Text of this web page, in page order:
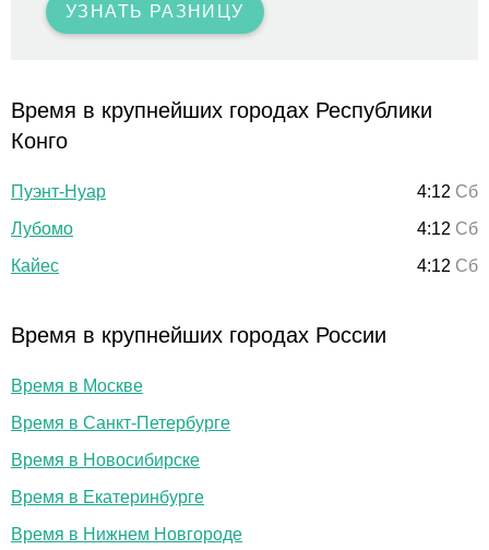
УЗНАТЬ РАЗНИЦУ
Время в крупнейших городах Республики
Конго
Пуэнт-Нуар 4:12 Сб
Лубомо
4:12 Сб
Кайес
4:12 Сб
Время в крупнейших городах России
Время в Москве
Время в Санкт-Петербурге
Время в Новосибирске
Время в Екатеринбурге
Время в Нижнем Новгороде